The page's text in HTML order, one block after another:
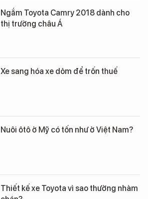
Ngắm Toyota Camry 2018 dành cho
thị trường châu Á
Xe sang hóa xe dỏm để trốn thuế
Nuôi ôtô ở Mỹ có tốn như ở Việt Nam?
Thiết kế xe Toyota vì sao thường nhàm